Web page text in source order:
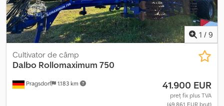
1 / 9
Pragsdorf 1.183 km
Cultivator de câmp
Dalbo Rollomaximum 750
41.900 EUR
preț fix plus TVA
(49.861 EUR brut)